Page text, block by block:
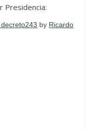
Presidencia:
by Ricardo